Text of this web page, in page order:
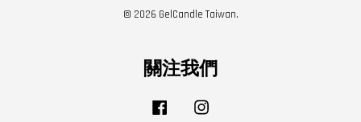
© 2026 GelCandle Taiwan.
關注我們
Facebook